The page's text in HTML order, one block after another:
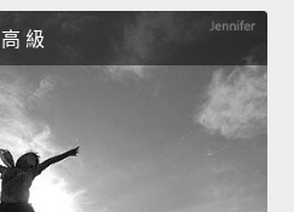
高 級